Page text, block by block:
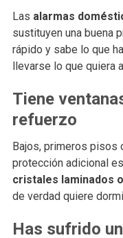
Las alarmas
sustituyen una buena
rápido y sabe lo que
llevarse lo que quiera
Tiene
refuerzo
Bajos, primeros pisos
protección adicional
cristales laminados
de verdad quiere
Has sufrido